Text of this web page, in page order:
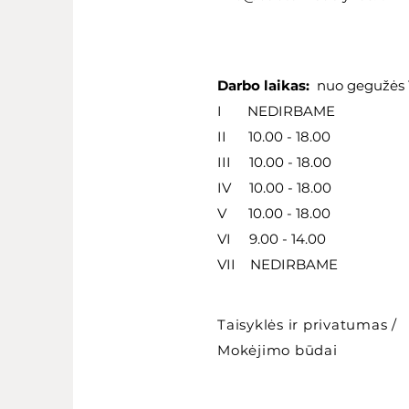
Darbo laikas: nuo gegužės
I NEDIRBAME
II 10.00 - 18.00
III 10.00 - 18.00
IV 10.00 - 18.00
V 10.00 - 18.00
VI 9.00 - 14.00
VII NEDIRBAME
Taisyklės ir privatumas /
Mokėjimo būdai